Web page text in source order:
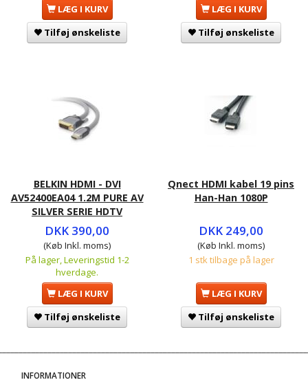
LÆG I KURV
Tilføj ønskeliste
LÆG I KURV
Tilføj ønskeliste
BELKIN HDMI - DVI
AV52400EA04 1.2M PURE AV
SILVER SERIE HDTV
DKK 390,00
(Køb Inkl. moms)
På lager, Leveringstid 1-2
hverdage.
LÆG I KURV
Tilføj ønskeliste
Qnect HDMI kabel 19 pins
Han-Han 1080P
DKK 249,00
(Køb Inkl. moms)
1 stk tilbage på lager
LÆG I KURV
Tilføj ønskeliste
INFORMATIONER